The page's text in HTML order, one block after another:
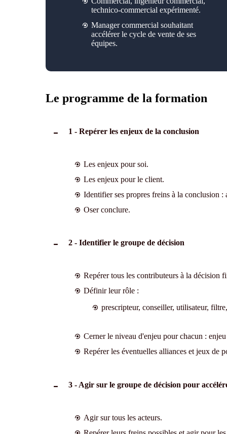
technico-commercial expérimenté.
Manager commercial souhaitant
accélérer le cycle de vente de ses
équipes.
Le programme de la formation
1 - Repérer les enjeux de la conclusion
Les enjeux pour soi.
Les enjeux pour le client.
Identifier ses propres freins à la conclusion :
Oser conclure.
2 - Identifier le groupe de décision
Repérer tous les contributeurs à la décision
Définir leur rôle :
prescripteur, conseiller, utilisateur,
Cerner le niveau d'enjeu pour chacun :
Repérer les éventuelles alliances et jeux de
3 - Agir sur le groupe de décision pour
Agir sur tous les acteurs.